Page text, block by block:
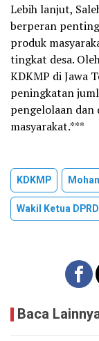
Lebih lanjut,
berperan
produk
tingkat desa.
KDKMP di Jawa
peningkatan
pengelolaan dan
masyarakat.***
KDKMP
Wakil Ketua
Baca